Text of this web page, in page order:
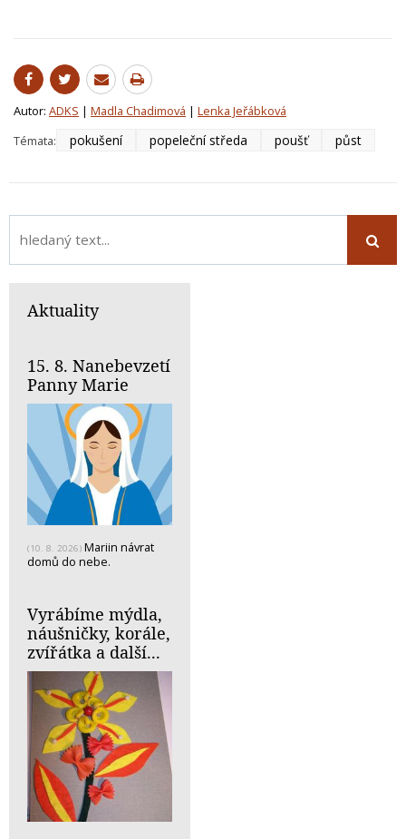
Autor: ADKS | Madla Chadimová | Lenka Jeřábková
Témata:
pokušení popeleční středa poušť půst
Aktuality
15. 8. Nanebevzetí
Panny Marie
(10. 8. 2026) Mariin návrat
domů do nebe.
Vyrábíme mýdla,
náušničky, korále,
zvířátka a další...